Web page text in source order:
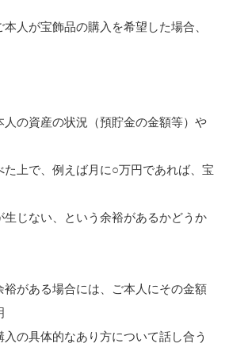
人が宝飾品の購入を希望した場合、
の資産の状況（預貯金の金額等）や
上で、例えば月に○万円であれば、宝
生じない、という余裕があるかどうか
裕がある場合には、ご本人にその金額
入の具体的なあり方について話し合う